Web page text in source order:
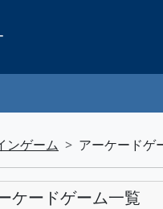
ンゲーム アーケードゲ
ケードゲーム一覧